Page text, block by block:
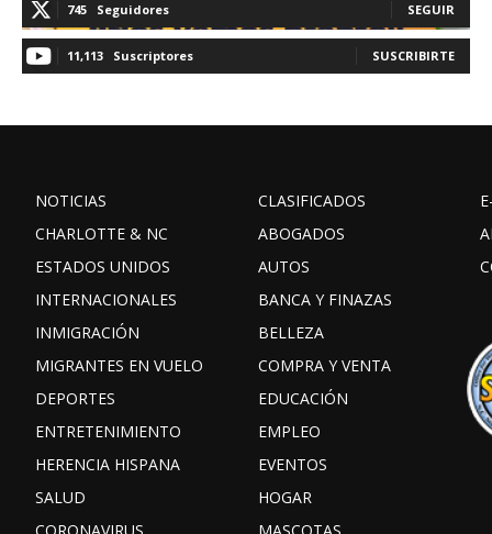
745 Seguidores SEGUIR
11,113 Suscriptores SUSCRIBIRTE
NOTICIAS
CHARLOTTE & NC
ESTADOS UNIDOS
INTERNACIONALES
INMIGRACIÓN
MIGRANTES EN VUELO
DEPORTES
ENTRETENIMIENTO
HERENCIA HISPANA
SALUD
CLASIFICADOS
ABOGADOS
AUTOS
BANCA Y FINAZAS
BELLEZA
COMPRA Y VENTA
EDUCACIÓN
EMPLEO
EVENTOS
HOGAR